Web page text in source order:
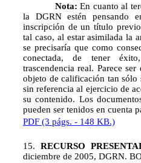
Nota: En cuanto al
la DGRN estén pensando
inscripción de un título
tal caso, al estar asimilada la
se precisaría que como
conectada, de tener
trascendencia real. Parece
objeto de calificación tan sólo
sin referencia al ejercicio de
su contenido. Los
pueden ser tenidos en cuenta
PDF (3 págs. - 148 KB.)
15. RECURSO
diciembre de 2005, DGRN.